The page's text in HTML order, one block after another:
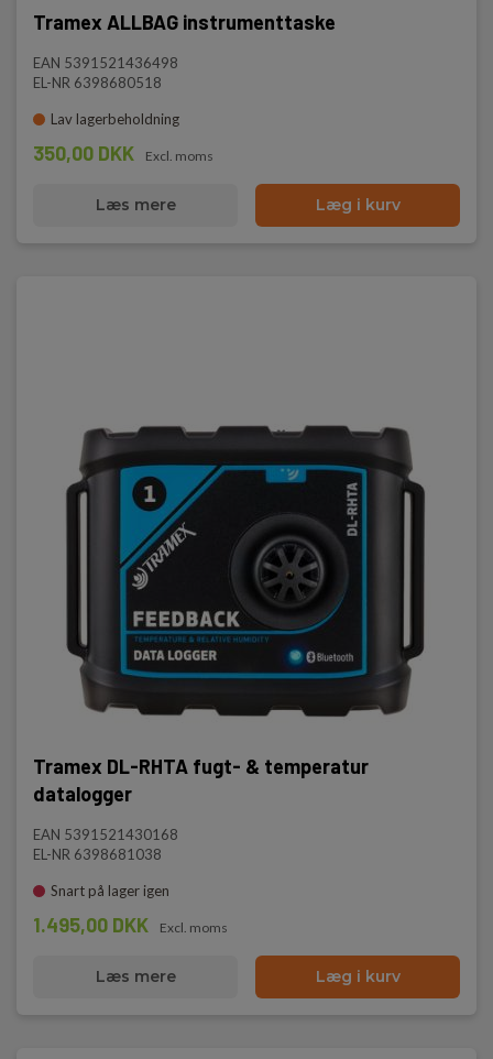
Tramex ALLBAG instrumenttaske
EAN 5391521436498
EL-NR 6398680518
Lav lagerbeholdning
350,00 DKK Excl. moms
Læs mere Læg i kurv
Tramex DL-RHTA fugt- & temperatur
datalogger
EAN 5391521430168
EL-NR 6398681038
Snart på lager igen
1.495,00 DKK Excl. moms
Læs mere Læg i kurv